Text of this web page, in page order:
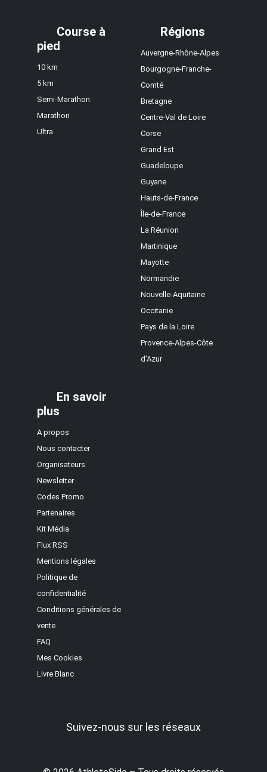
Course à
pied
10 km
5 km
Semi-Marathon
Marathon
Ultra
Régions
Auvergne-Rhône-Alpes
Bourgogne-Franche-
Comté
Bretagne
Centre-Val de Loire
Corse
Grand Est
Guadeloupe
Guyane
Hauts-de-France
Île-de-France
La Réunion
Martinique
Mayotte
Normandie
Nouvelle-Aquitaine
Occitanie
Pays de la Loire
Provence-Alpes-Côte
d'Azur
En savoir
plus
A propos
Nous contacter
Organisateurs
Newsletter
Codes Promo
Partenaires
Kit Média
Flux RSS
Mentions légales
Politique de
confidentialité
Conditions générales de
vente
FAQ
Mes Cookies
Livre Blanc
Suivez-nous sur les réseaux